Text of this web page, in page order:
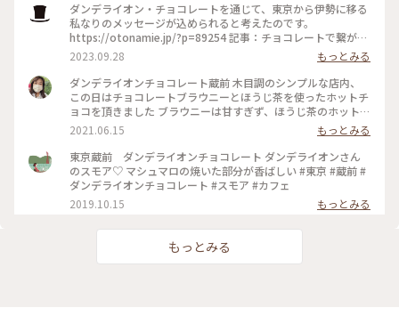
ダンデライオン・チョコレートを通じて、東京から伊勢に移る
私なりのメッセージが込められると考えたのです。
https://otonamie.jp/?p=89254 記事：チョコレートで繋が
る、東京と伊勢 ～東京編② 記者：natsuco #ダンデライオン
チョコレート #蔵前 #伊勢 #お土産 #ギフト #otonamie
2023.09.28
もっとみる
ダンデライオンチョコレート蔵前 木目調のシンプルな店内、
この日はチョコレートブラウニーとほうじ茶を使ったホットチ
ョコを頂きました ブラウニーは甘すぎず、ほうじ茶のホットチ
ョコと合わせるとホッコリします 別の日はデザートプレート
とアイスチョコです ベロっといけます #ダンデライオン #チョ
コレート #蔵前
2021.06.15
もっとみる
東京蔵前 ダンデライオンチョコレート ダンデライオンさん
のスモア♡ マシュマロの焼いた部分が香ばしい #東京 #蔵前 #
ダンデライオンチョコレート #スモア #カフェ
2019.10.15
もっとみる
もっとみる